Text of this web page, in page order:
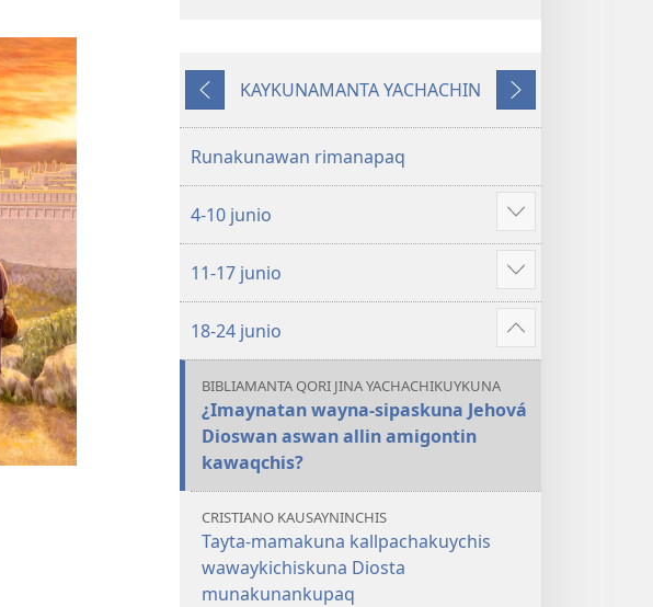
KAUSASUNCHIS,
Junio
DIOSPAQ
KAUSASUNCHIS,
YACHANAPAQ
Kutiy
KAYKUNAMANTA YACHACHIN
Qatimuq
Runakunawan rimanapaq
4-10 junio
Mostrar
más
11-17 junio
Mostrar
más
18-24 junio
Mostrar
más
BIBLIAMANTA QORI JINA YACHACHIKUYKUNA
¿Imaynatan wayna-sipaskuna Jehová
Dioswan aswan allin amigontin
kawaqchis?
CRISTIANO KAUSAYNINCHIS
Tayta-mamakuna kallpachakuychis
wawaykichiskuna Diosta
munakunankupaq